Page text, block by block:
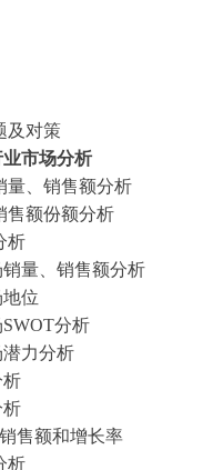
及对策
业市场分析
量、销售额分析
售额份额分析
析
量、销售额分析
位
SWOT分析
力分析
析
析
售额和增长率
析